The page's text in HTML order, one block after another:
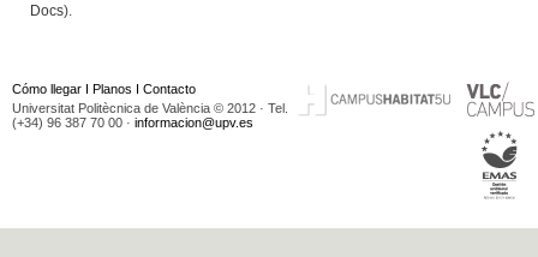
Docs).
Cómo llegar I Planos I Contacto
Universitat Politècnica de València © 2012 · Tel.
(+34) 96 387 70 00 · informacion@upv.es